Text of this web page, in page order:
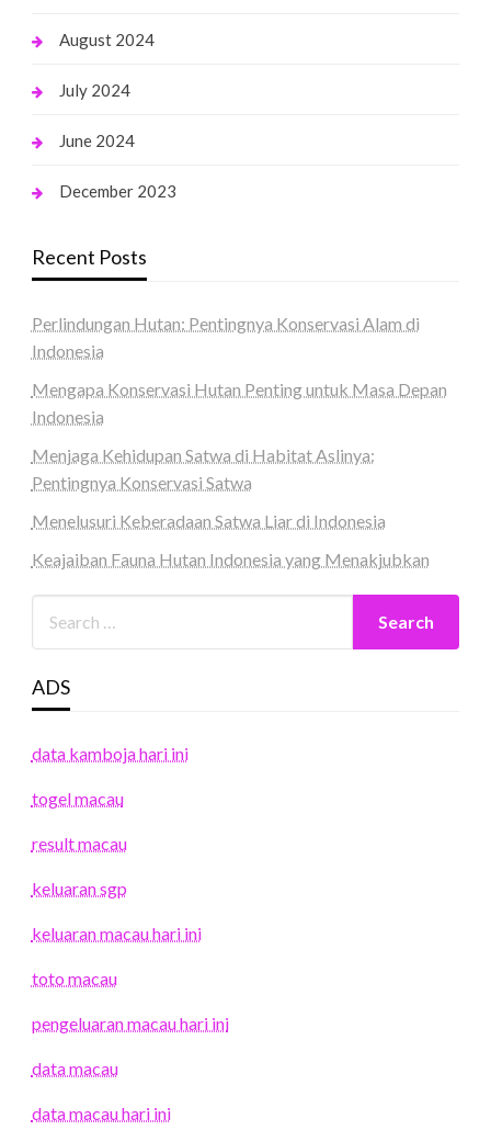
August 2024
July 2024
June 2024
December 2023
Recent Posts
Perlindungan Hutan: Pentingnya Konservasi Alam di
Indonesia
Mengapa Konservasi Hutan Penting untuk Masa Depan
Indonesia
Menjaga Kehidupan Satwa di Habitat Aslinya:
Pentingnya Konservasi Satwa
Menelusuri Keberadaan Satwa Liar di Indonesia
Keajaiban Fauna Hutan Indonesia yang Menakjubkan
ADS
data kamboja hari ini
togel macau
result macau
keluaran sgp
keluaran macau hari ini
toto macau
pengeluaran macau hari ini
data macau
data macau hari ini